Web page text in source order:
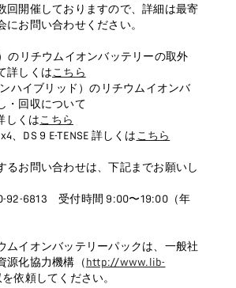
回開催しておりますので、詳細は最寄
にお問い合わせください。
のリチウムイオンバッテリーの取外
詳しくは こちら
ハイブリッド）のリチウムイオンバ
・回収について
しくは こちら
、DS 9 E-TENSE 詳しくは こちら
るお問い合わせは、下記までお願いし
92-6813 受付時間 9:00〜19:00（年
ムイオンバッテリーパックは、一般社
源化協力機構（ http://www.lib-
依頼してください。